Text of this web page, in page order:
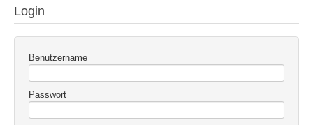
Login
Benutzername
Passwort